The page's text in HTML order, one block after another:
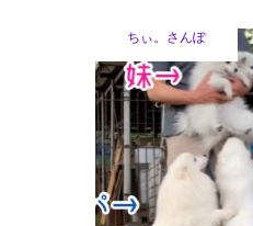
ちぃ。さんぽ